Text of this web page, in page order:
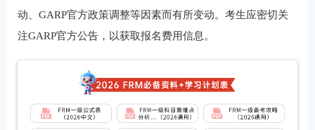
动、GARP官方政策调整等因素而有所变动。考生应密切关
注GARP官方公告，以获取报名费用信息。